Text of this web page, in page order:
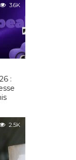
3.6K
:
2.5K